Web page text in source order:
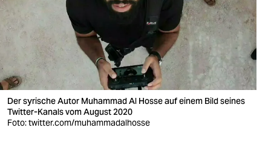
berlin
nord
wahrheit
verlag
verlag
Der syrische Autor Muhammad Al Hosse auf einem Bild seines
Twitter-Kanals vom August 2020
Foto: twitter.com/muhammadalhosse